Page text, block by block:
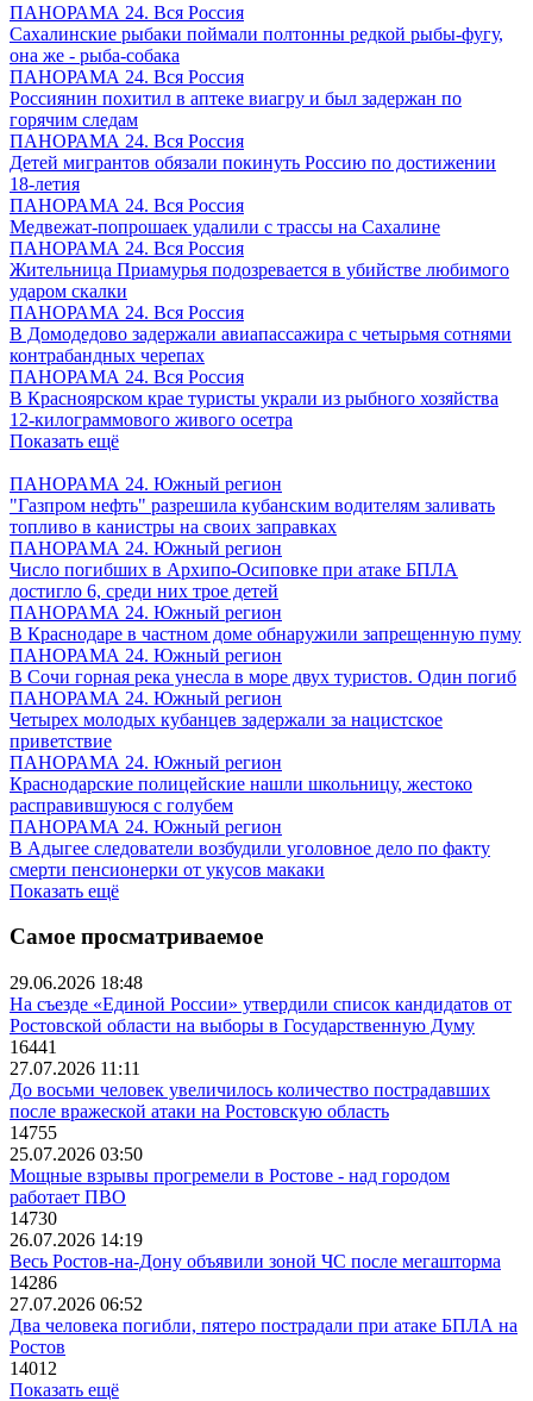
ПАНОРАМА 24. Вся Россия
Сахалинские рыбаки поймали полтонны редкой рыбы-фугу,
она же - рыба-собака
ПАНОРАМА 24. Вся Россия
Россиянин похитил в аптеке виагру и был задержан по
горячим следам
ПАНОРАМА 24. Вся Россия
Детей мигрантов обязали покинуть Россию по достижении
18-летия
ПАНОРАМА 24. Вся Россия
Медвежат-попрошаек удалили с трассы на Сахалине
ПАНОРАМА 24. Вся Россия
Жительница Приамурья подозревается в убийстве любимого
ударом скалки
ПАНОРАМА 24. Вся Россия
В Домодедово задержали авиапассажира с четырьмя сотнями
контрабандных черепах
ПАНОРАМА 24. Вся Россия
В Красноярском крае туристы украли из рыбного хозяйства
12-килограммового живого осетра
Показать ещё
ПАНОРАМА 24. Южный регион
"Газпром нефть" разрешила кубанским водителям заливать
топливо в канистры на своих заправках
ПАНОРАМА 24. Южный регион
Число погибших в Архипо-Осиповке при атаке БПЛА
достигло 6, среди них трое детей
ПАНОРАМА 24. Южный регион
В Краснодаре в частном доме обнаружили запрещенную пуму
ПАНОРАМА 24. Южный регион
В Сочи горная река унесла в море двух туристов. Один погиб
ПАНОРАМА 24. Южный регион
Четырех молодых кубанцев задержали за нацистское
приветствие
ПАНОРАМА 24. Южный регион
Краснодарские полицейские нашли школьницу, жестоко
расправившуюся с голубем
ПАНОРАМА 24. Южный регион
В Адыгее следователи возбудили уголовное дело по факту
смерти пенсионерки от укусов макаки
Показать ещё
Самое просматриваемое
29.06.2026 18:48
На съезде «Единой России» утвердили список кандидатов от
Ростовской области на выборы в Государственную Думу
16441
27.07.2026 11:11
До восьми человек увеличилось количество пострадавших
после вражеской атаки на Ростовскую область
14755
25.07.2026 03:50
Мощные взрывы прогремели в Ростове - над городом
работает ПВО
14730
26.07.2026 14:19
Весь Ростов-на-Дону объявили зоной ЧС после мегашторма
14286
27.07.2026 06:52
Два человека погибли, пятеро пострадали при атаке БПЛА на
Ростов
14012
Показать ещё